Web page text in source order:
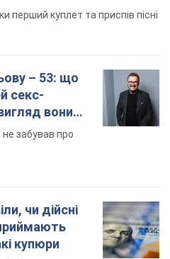
перший куплет та приспів пісні
– 53: що
секс-
вони
забував про
чи дійсні
купюри